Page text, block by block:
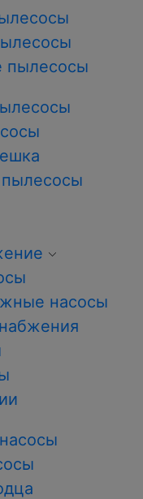
пылесосы
насосы